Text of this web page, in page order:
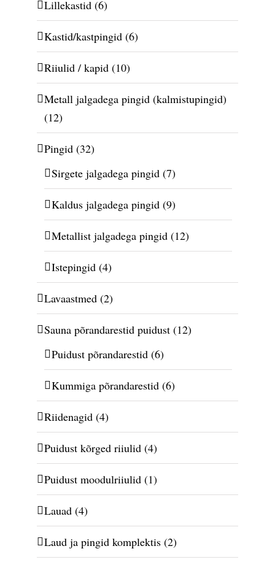
Lillekastid (6)
Kastid/kastpingid (6)
Riiulid / kapid (10)
Metall jalgadega pingid (kalmistupingid)
(12)
Pingid (32)
Sirgete jalgadega pingid (7)
Kaldus jalgadega pingid (9)
Metallist jalgadega pingid (12)
Istepingid (4)
Lavaastmed (2)
Sauna põrandarestid puidust (12)
Puidust põrandarestid (6)
Kummiga põrandarestid (6)
Riidenagid (4)
Puidust kõrged riiulid (4)
Puidust moodulriiulid (1)
Lauad (4)
Laud ja pingid komplektis (2)